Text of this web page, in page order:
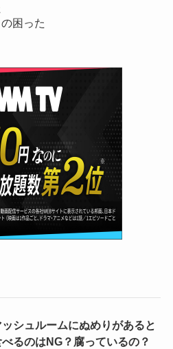
困った
ッシュルームにぬめりがあると
るのはNG？腐っているの？